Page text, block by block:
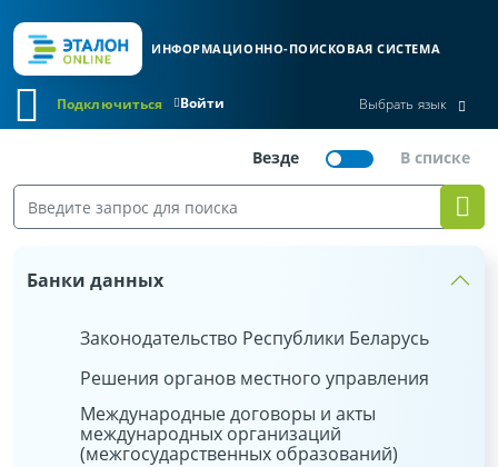
ИНФОРМАЦИОННО-ПОИСКОВАЯ СИСТЕМА
Войти
Подключиться Выбрать язык
Банки данных
Законодательство Республики Беларусь
Решения органов местного управления
Международные договоры и акты
международных организаций
(межгосударственных образований)